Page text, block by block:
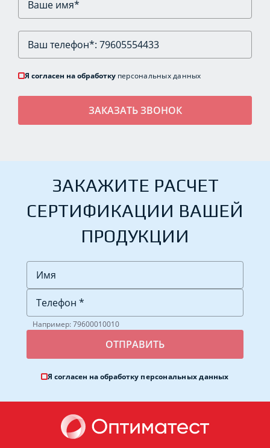
Я согласен на обработку персональных данных
ЗАКАЖИТЕ РАСЧЕТ
СЕРТИФИКАЦИИ ВАШЕЙ
ПРОДУКЦИИ
Например: 79600010010
Я согласен на обработку персональных данных